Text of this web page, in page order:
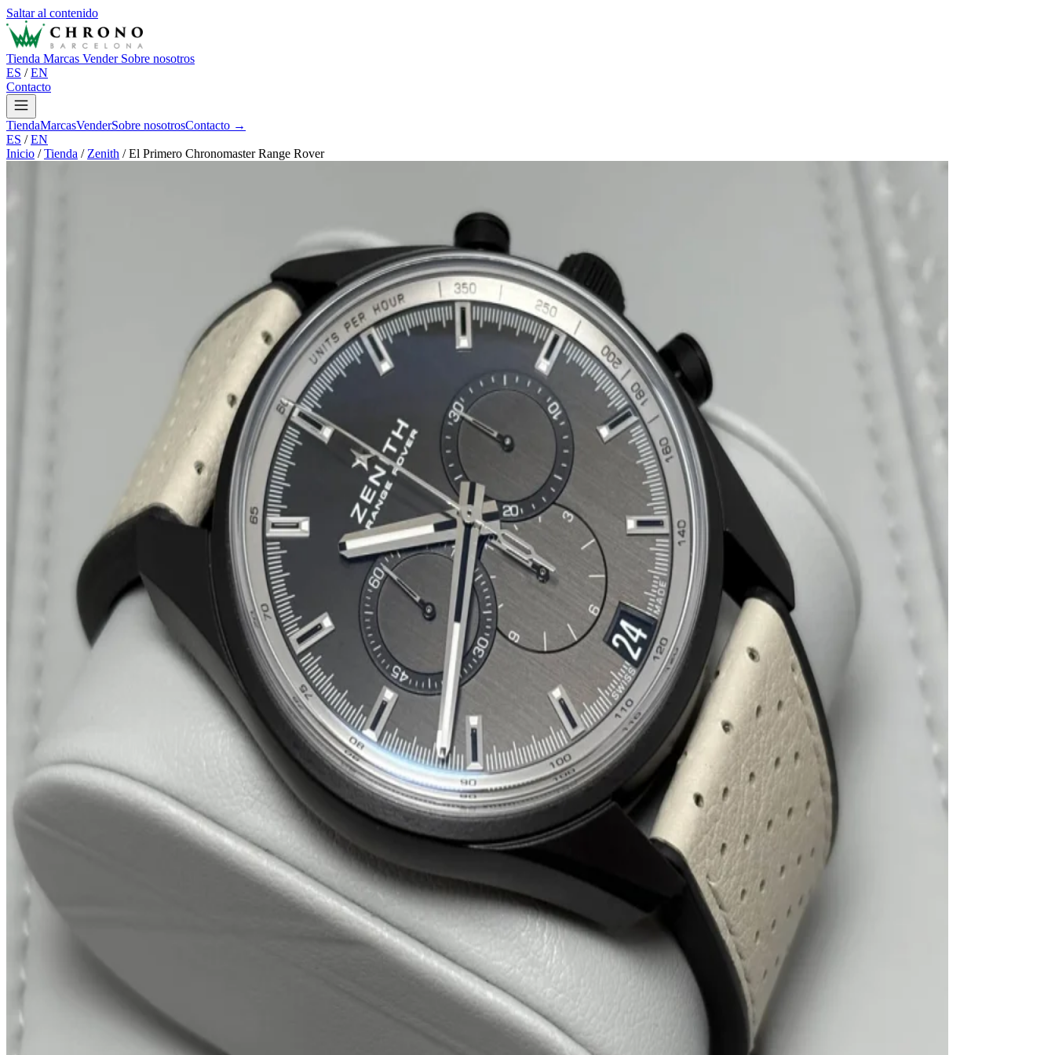
Saltar al contenido
Tienda Marcas Vender Sobre nosotros
ES / EN
Contacto
TiendaMarcasVenderSobre nosotrosContacto →
ES / EN
Inicio / Tienda / Zenith / El Primero Chronomaster Range Rover